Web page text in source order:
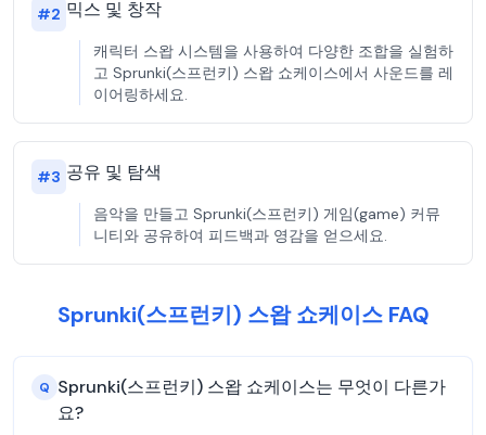
#2 믹스 및 창작
캐릭터 스왑 시스템을 사용하여 다양한 조합을 실험하
고 Sprunki(스프런키) 스왑 쇼케이스에서 사운드를 레
이어링하세요.
#3 공유 및 탐색
음악을 만들고 Sprunki(스프런키) 게임(game) 커뮤
니티와 공유하여 피드백과 영감을 얻으세요.
Sprunki(스프런키) 스왑 쇼케이스 FAQ
Q Sprunki(스프런키) 스왑 쇼케이스는 무엇이 다른가
요?